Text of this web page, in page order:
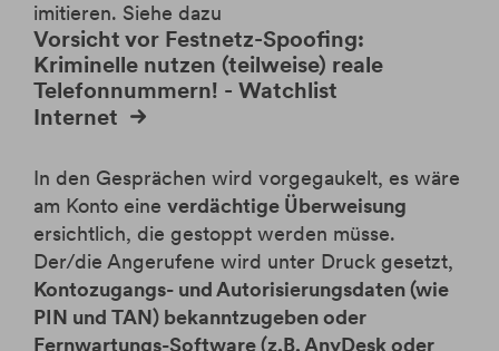
imitieren. Siehe dazu
Vorsicht vor Festnetz-Spoofing:
Kriminelle nutzen (teilweise) reale
Telefonnummern! - Watchlist
Internet
In den Gesprächen wird vorgegaukelt, es wäre
am Konto eine verdächtige Überweisung
ersichtlich, die gestoppt werden müsse.
Der/die Angerufene wird unter Druck gesetzt,
Kontozugangs- und Autorisierungsdaten (wie
PIN und TAN) bekanntzugeben oder
Fernwartungs-Software (z.B. AnyDesk oder